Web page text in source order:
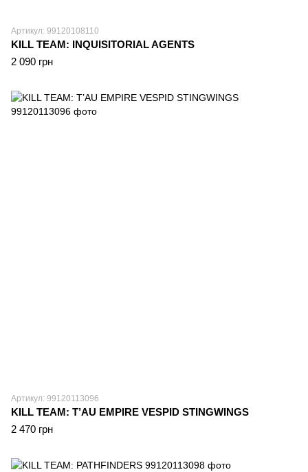
Артикул: 99120108110
KILL TEAM: INQUISITORIAL AGENTS
2 090 грн
Артикул: 99120113096
KILL TEAM: T’AU EMPIRE VESPID STINGWINGS
2 470 грн